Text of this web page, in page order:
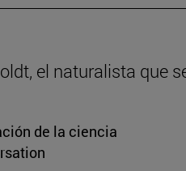
el naturalista que
de la ciencia